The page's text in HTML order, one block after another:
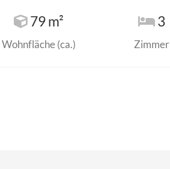
79 m²
Wohnfläche (ca.)
3
Zimmer